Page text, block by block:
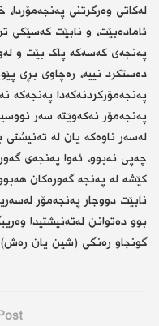
لەکاتی وەرگرتنی
ئامادەبێت، و نابێت کەسێکی
پەنجەی کەسەکە پاک بێت و
دەستکرد نییە، رەچاوی بڕی
پەنجەمۆرکردنەکەدا پەنجەکە
پەنجەمۆر نەکەوێتە سەر
لەسەر ناوەکە یان لە
چەپی نەبوو، ئەوا پەنجەی
کێشە لە پەنجە گەورەکان
نابێت دووجار پەنجەمۆر
بوو دەتوانن لەتەنیشتیدا
گونجاو رەنگی (شین یان رەش)